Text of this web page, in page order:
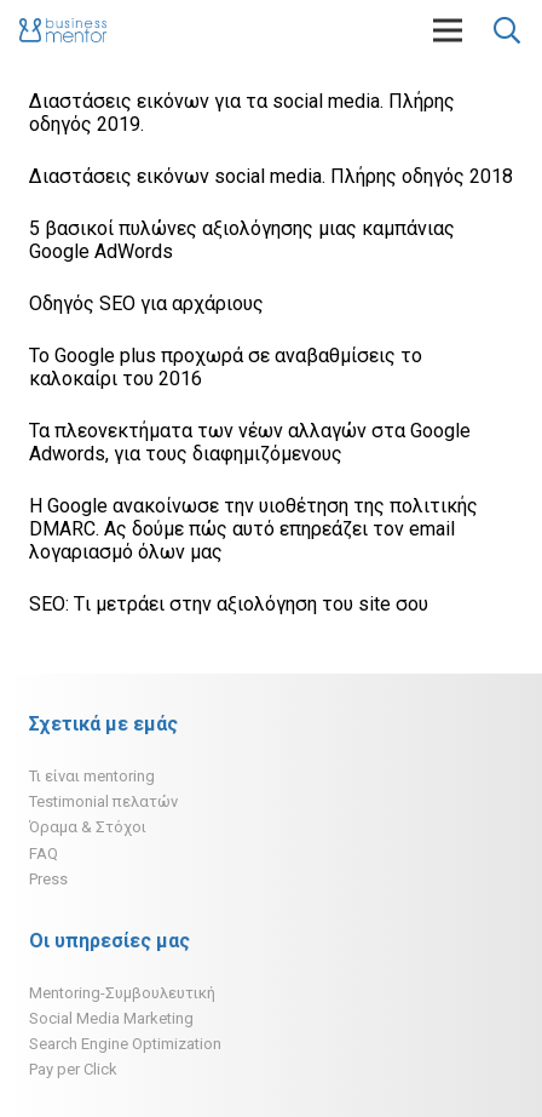
Διαστάσεις εικόνων για τα social media. Πλήρης
οδηγός 2019.
Διαστάσεις εικόνων social media. Πλήρης οδηγός 2018
5 βασικοί πυλώνες αξιολόγησης μιας καμπάνιας
Google AdWords
Οδηγός SEO για αρχάριους
Το Google plus προχωρά σε αναβαθμίσεις το
καλοκαίρι του 2016
Τα πλεονεκτήματα των νέων αλλαγών στα Google
Adwords, για τους διαφημιζόμενους
Η Google ανακοίνωσε την υιοθέτηση της πολιτικής
DMARC. Ας δούμε πώς αυτό επηρεάζει τον email
λογαριασμό όλων μας
SEO: Tι μετράει στην αξιολόγηση του site σου
Σχετικά με εμάς
Τι είναι mentoring
Testimonial πελατών
Όραμα & Στόχοι
FAQ
Press
Οι υπηρεσίες μας
Mentoring-Συμβουλευτική
Social Media Marketing
Search Engine Optimization
Pay per Click